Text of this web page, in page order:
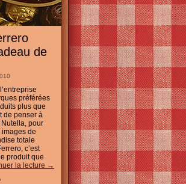
de
préférées
plus que
de penser à
pour
de
totale
c’est
produit que
la lecture →